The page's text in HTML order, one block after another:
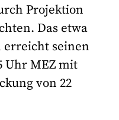
Projektion
Das etwa
erreicht seinen
Uhr MEZ mit
von 22